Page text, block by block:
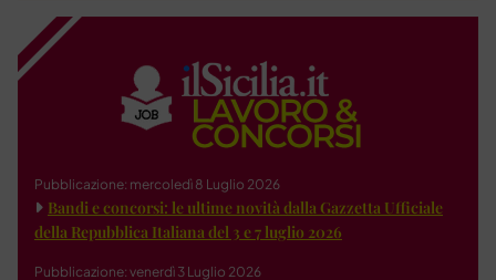
Pubblicazione: mercoledì 8 Luglio 2026
Bandi e concorsi: le ultime novità dalla Gazzetta Ufficiale
della Repubblica Italiana del 3 e 7 luglio 2026
Pubblicazione: venerdì 3 Luglio 2026